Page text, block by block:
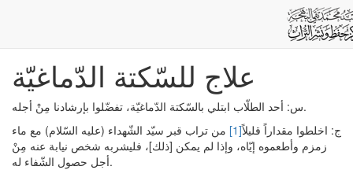
علاج للسّكتة الدّماغيّة
س: أحد الطلّاب ابتلي بالسّكتة الدّماغيّة، تفضّلوا بإرشادنا مِنْ أجله.
ج: اخلطوا مقداراً قليلاً[1]
من تراب قبر سيّد الشّهداء (عليه السّلام) مع ماء
زمزم وأطعموه إيّاه، وإذا لم يمكن [ذلك]، فليشربه شخص نيابة عنه مِنْ
أجل حصول الشّفاء له.